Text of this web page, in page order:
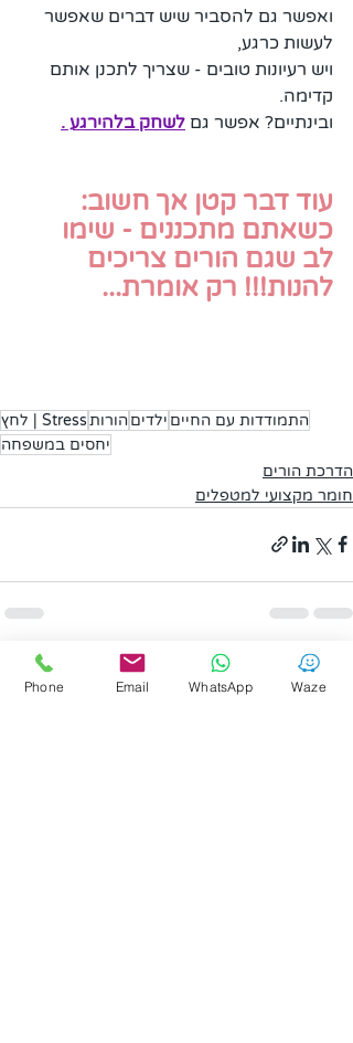
ואפשר גם להסביר שיש דברים שאפשר
לעשות כרגע,
ויש רעיונות טובים - שצריך לתכנן אותם
קדימה.
ובינתיים? אפשר גם לשחק בלהירגע .
עוד דבר קטן אך חשוב:
כשאתם מתכננים - שימו
לב שגם הורים צריכים
להנות!!! רק אומרת...
התמודדות עם החיים ילדיםהורותStress | לחץ
יחסים במשפחה
הדרכת הורים
חומר מקצועי למטפלים
פוסטים קשורים הצג הכול
Phone Email WhatsApp Waze